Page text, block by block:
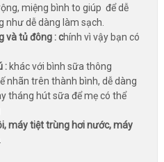
miệng bình to giúp để dễ
như dễ dàng làm sạch.
và tủ đông : chính vì vậy bạn có
: khác với bình sữa thông
nhãn trên thành bình, dễ dàng
tháng hút sữa để mẹ có thể
máy tiệt trùng hơi nước, máy